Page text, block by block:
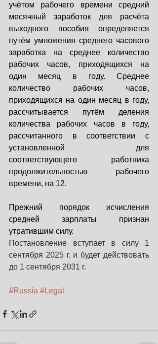
учётом рабочего времени средний
месячный заработок для расчёта
выходного пособия определяется
путём умножения среднего часового
заработка на среднее количество
рабочих часов, приходящихся на
один месяц в году. Среднее
количество рабочих часов,
приходящихся на один месяц в году,
рассчитывается путём деления
количества рабочих часов в году,
рассчитанного в соответствии с
установленной для
соответствующего работника
продолжительностью рабочего
времени, на 12.
Прежний порядок исчисления
средней зарплаты признан
утратившим силу.
Постановление вступает в силу 1
сентября 2025 г. и будет действовать
до 1 сентября 2031 г.
#Russia #Legal